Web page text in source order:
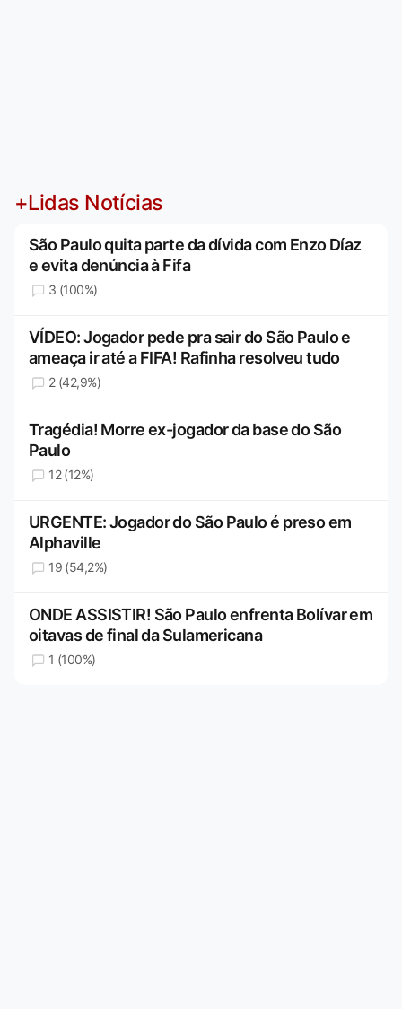
+Lidas Notícias
São Paulo quita parte da dívida com Enzo Díaz
e evita denúncia à Fifa
3 (100%)
VÍDEO: Jogador pede pra sair do São Paulo e
ameaça ir até a FIFA! Rafinha resolveu tudo
2 (42,9%)
Tragédia! Morre ex-jogador da base do São
Paulo
12 (12%)
URGENTE: Jogador do São Paulo é preso em
Alphaville
19 (54,2%)
ONDE ASSISTIR! São Paulo enfrenta Bolívar em
oitavas de final da Sulamericana
1 (100%)